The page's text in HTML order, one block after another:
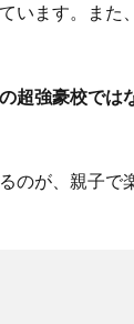
います。また
超強豪校では
のが、親子で